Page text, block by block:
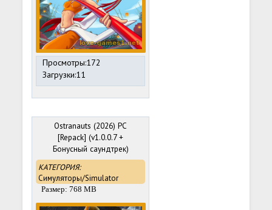
Просмотры:172
Загрузки:11
Ostranauts (2026) PC
[Repack] (v1.0.0.7 +
Бонусный саундтрек)
КАТЕГОРИЯ:
Симуляторы/Simulator
Размер: 768 MB